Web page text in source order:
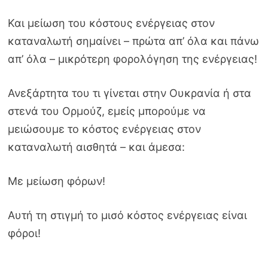
Και μείωση του κόστους ενέργειας στον
καταναλωτή σημαίνει – πρώτα απ’ όλα και πάνω
απ’ όλα – μικρότερη φορολόγηση της ενέργειας!
Ανεξάρτητα του τι γίνεται στην Ουκρανία ή στα
στενά του Ορμούζ, εμείς μπορούμε να
μειώσουμε το κόστος ενέργειας στον
καταναλωτή αισθητά – και άμεσα:
Με μείωση φόρων!
Αυτή τη στιγμή το μισό κόστος ενέργειας είναι
φόροι!